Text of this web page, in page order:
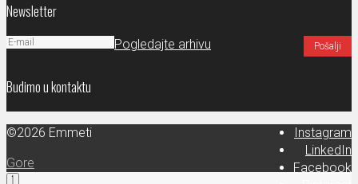
Newsletter
Pogledajte arhivu
Budimo u kontaktu
Instagram
LinkedIn
Facebook
©2026 Emmeti
Gore